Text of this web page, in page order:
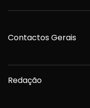
Contactos Gerais
Redação